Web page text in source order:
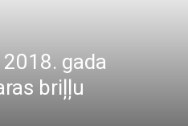
gada
briļļu